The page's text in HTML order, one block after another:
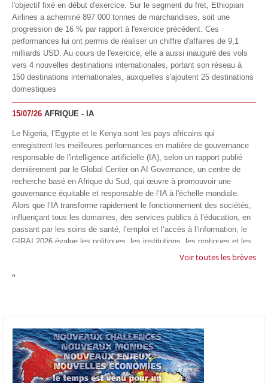
l'objectif fixé en début d'exercice. Sur le segment du fret, Ethiopian
Airlines a acheminé 897 000 tonnes de marchandises, soit une
progression de 16 % par rapport à l'exercice précédent. Ces
performances lui ont permis de réaliser un chiffre d'affaires de 9,1
milliards USD. Au cours de l'exercice, elle a aussi inauguré des vols
vers 4 nouvelles destinations internationales, portant son réseau à
150 destinations internationales, auxquelles s'ajoutent 25 destinations
domestiques
15/07/26 AFRIQUE - IA
Le Nigeria, l’Egypte et le Kenya sont les pays africains qui
enregistrent les meilleures performances en matière de gouvernance
responsable de l'intelligence artificielle (IA), selon un rapport publié
dernièrement par le Global Center on AI Governance, un centre de
recherche basé en Afrique du Sud, qui œuvre à promouvoir une
gouvernance équitable et responsable de l’IA à l'échelle mondiale.
Alors que l’IA transforme rapidement le fonctionnement des sociétés,
influençant tous les domaines, des services publics à l’éducation, en
passant par les soins de santé, l’emploi et l’accès à l’information, le
GIRAI 2026 évalue les politiques, les institutions, les pratiques et les
conditions générales de gouvernance qui favorisent un déploiement
technologie.
appliquée d'Afrique à À Accra, au Ghana. L'annonce a été faite
mercredi 1er juillet lors du premier Google Cloud Summit du groupe
américain, qui a également indiqué avoir dépassé son objectif
d'investir un milliard de dollars sur le continent en cinq ans. Baptisée
Google Africa Applied AI Lab, la structure sera hébergée à l'AI
Voir toutes les brèves
"